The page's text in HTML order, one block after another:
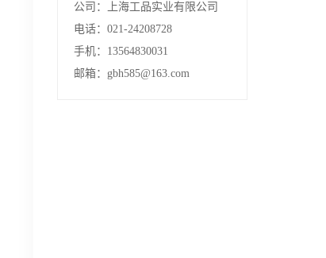
公司：上海工品实业有限公司
电话：021-24208728
手机：13564830031
邮箱：gbh585@163.com